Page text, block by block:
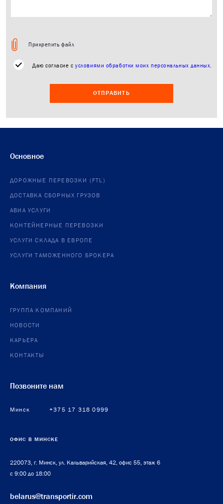
Прикрепить файл
Даю согласие сусловиями обработки моих персональных данных.
ОТПРАВИТЬ
Основное
ДОРОЖНЫЕ ПЕРЕВОЗКИ (FTL)
ДОСТАВКА СБОРНЫХ ГРУЗОВ
АВИА УСЛУГИ
КОНТЕЙНЕРНЫЕ ПЕРЕВОЗКИ
УСЛУГИ СКЛАДА В ЕВРОПЕ
УСЛУГИ ТАМОЖЕННОГО БРОКЕРА
Компания
ГРУППА КОМПАНИЙ
НОВОСТИ
КАРЬЕРА
КОНТАКТЫ
Позвоните нам
Минск +375 17 318 0999
ОФИС В МИНСКЕ
220073, г. Минск, ул. Кальварийская, 42, офис 55, этаж 6
с 9:00 до 18:00
belarus@transportir.com